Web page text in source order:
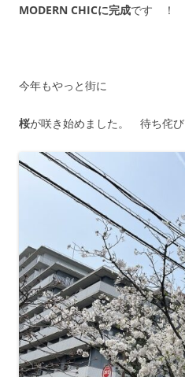
MODERN CHICに完成です ！
今年もやっと街に
桜が咲き始めました。 待ち侘